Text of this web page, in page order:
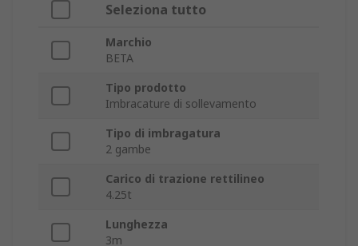
Seleziona tutto
Marchio
BETA
Tipo prodotto
Imbracature di sollevamento
Tipo di imbragatura
2 gambe
Carico di trazione rettilineo
4.25t
Lunghezza
3m